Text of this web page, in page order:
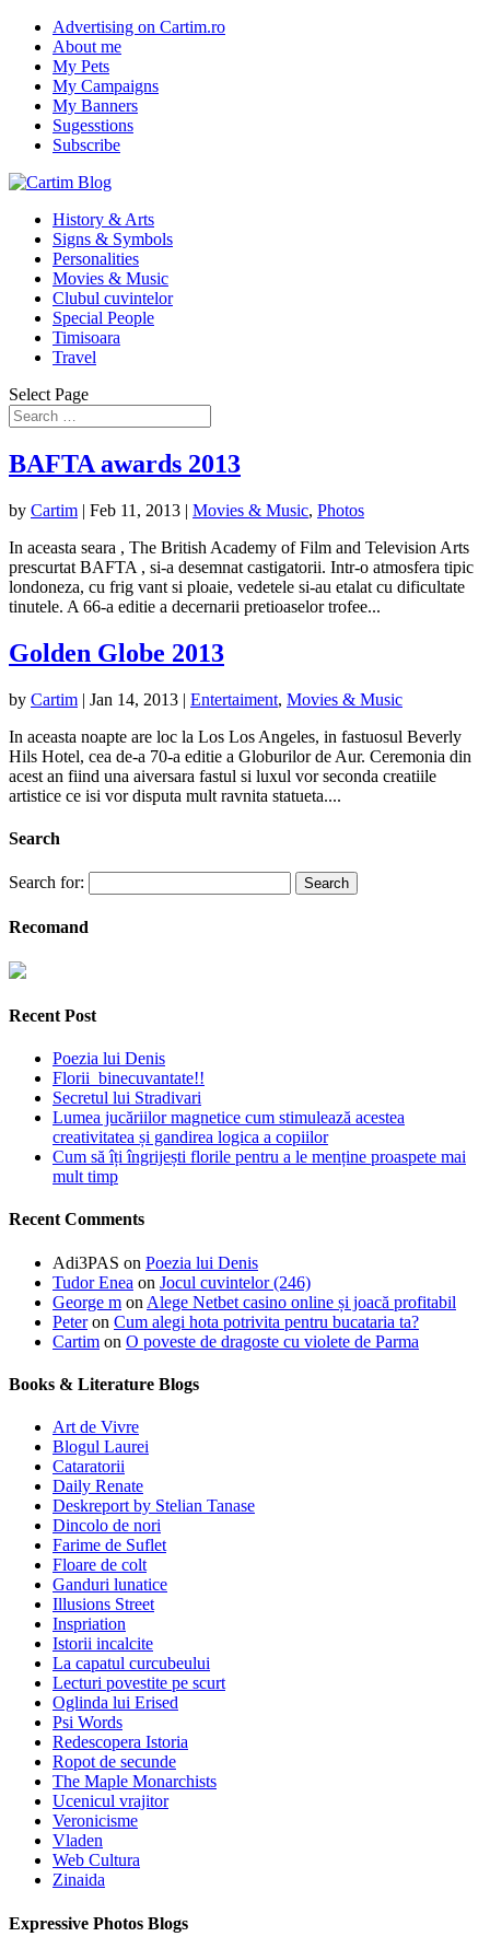
Advertising on Cartim.ro
About me
My Pets
My Campaigns
My Banners
Sugesstions
Subscribe
History & Arts
Signs & Symbols
Personalities
Movies & Music
Clubul cuvintelor
Special People
Timisoara
Travel
Select Page
BAFTA awards 2013
by Cartim | Feb 11, 2013 | Movies & Music, Photos
In aceasta seara , The British Academy of Film and Television Arts
prescurtat BAFTA , si-a desemnat castigatorii. Intr-o atmosfera tipic
londoneza, cu frig vant si ploaie, vedetele si-au etalat cu dificultate
tinutele. A 66-a editie a decernarii pretioaselor trofee...
Golden Globe 2013
by Cartim | Jan 14, 2013 | Entertaiment, Movies & Music
In aceasta noapte are loc la Los Los Angeles, in fastuosul Beverly
Hils Hotel, cea de-a 70-a editie a Globurilor de Aur. Ceremonia din
acest an fiind una aiversara fastul si luxul vor seconda creatiile
artistice ce isi vor disputa mult ravnita statueta....
Search
Search for:
Recomand
Recent Post
Poezia lui Denis
Florii binecuvantate!!
Secretul lui Stradivari
Lumea jucăriilor magnetice cum stimulează acestea
creativitatea și gandirea logica a copiilor
Cum să îți îngrijești florile pentru a le menține proaspete mai
mult timp
Recent Comments
Adi3PAS on Poezia lui Denis
Tudor Enea on Jocul cuvintelor (246)
George m on Alege Netbet casino online și joacă profitabil
Peteron Cum alegi hota potrivita pentru bucataria ta?
Cartim on O poveste de dragoste cu violete de Parma
Books & Literature Blogs
Art de Vivre
Blogul Laurei
Cataratorii
Daily Renate
Deskreport by Stelian Tanase
Dincolo de nori
Farime de Suflet
Floare de colt
Ganduri lunatice
Illusions Street
Inspriation
Istorii incalcite
La capatul curcubeului
Lecturi povestite pe scurt
Oglinda lui Erised
Psi Words
Redescopera Istoria
Ropot de secunde
The Maple Monarchists
Ucenicul vrajitor
Veronicisme
Vladen
Web Cultura
Zinaida
Expressive Photos Blogs